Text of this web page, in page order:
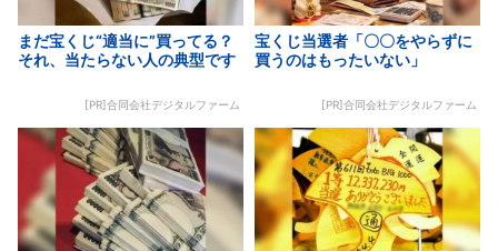
まだ宝くじ“適当に”買ってる？
それ、当たらない人の典型です
[PR]合同会社デジタルファーム
宝くじ当選者「〇〇をやらずに
買うのはもったいない」
[PR]合同会社デジタルファーム